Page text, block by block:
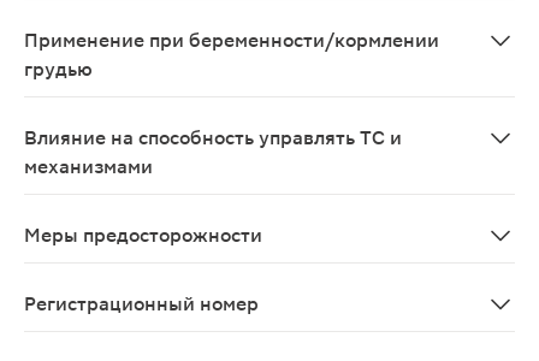
Применение при беременности/кормлении
грудью
Влияние на способность управлять ТС и
механизмами
Меры предосторожности
Регистрационный номер